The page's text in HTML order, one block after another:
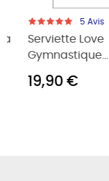
5Avis
Serviette
20,00 €